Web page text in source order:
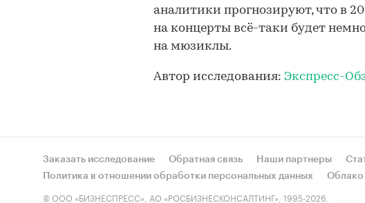
аналитики прогнозируют, что в
на концерты всё-таки будет
на мюзиклы.
Автор исследования: Экспресс-
Заказать исследование Обратная связь Наши партнеры
Политика в отношении обработки персональных данных
Облако
© ООО «БИЗНЕСПРЕСС», АО «РОСБИЗНЕСКОНСАЛТИНГ», 1995-2026.